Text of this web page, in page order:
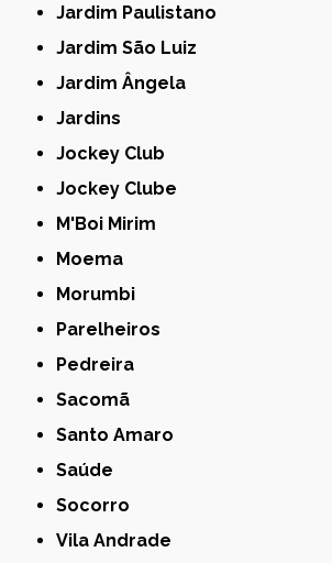
Jardim Paulistano
Jardim São Luiz
Jardim Ângela
Jardins
Jockey Club
Jockey Clube
M'Boi Mirim
Moema
Morumbi
Parelheiros
Pedreira
Sacomã
Santo Amaro
Saúde
Socorro
Vila Andrade